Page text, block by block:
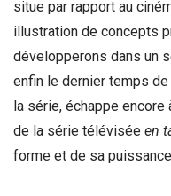
situe par rapport au
illustration de concepts
développerons dans un
enfin le dernier temps
la série, échappe
de la série télévisée en
forme et de sa